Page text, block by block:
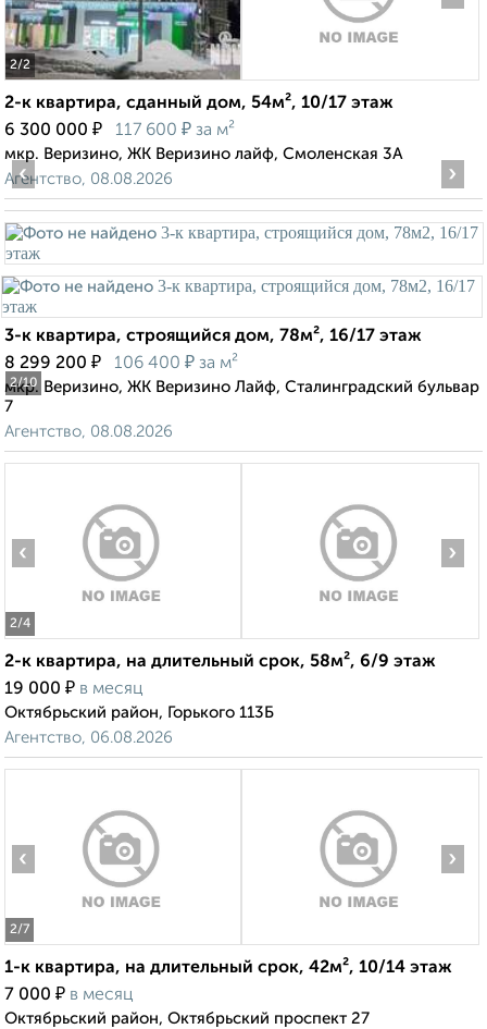
2/2
2-к квартира, сданный дом, 54м², 10/17 этаж
6 300 000 ₽ 117 600 ₽ за м²
мкр. Веризино, ЖК Веризино лайф, Смоленская 3А
Агентство, 08.08.2026
2/10
‹ ›
3-к квартира, строящийся дом, 78м², 16/17 этаж
8 299 200 ₽ 106 400 ₽ за м²
мкр. Веризино, ЖК Веризино Лайф, Сталинградский бульвар
7
Агентство, 08.08.2026
2/4
‹ ›
2-к квартира, на длительный срок, 58м², 6/9 этаж
19 000 ₽ в месяц
Октябрьский район, Горького 113Б
Агентство, 06.08.2026
2/7
‹ ›
1-к квартира, на длительный срок, 42м², 10/14 этаж
7 000 ₽ в месяц
Октябрьский район, Октябрьский проспект 27